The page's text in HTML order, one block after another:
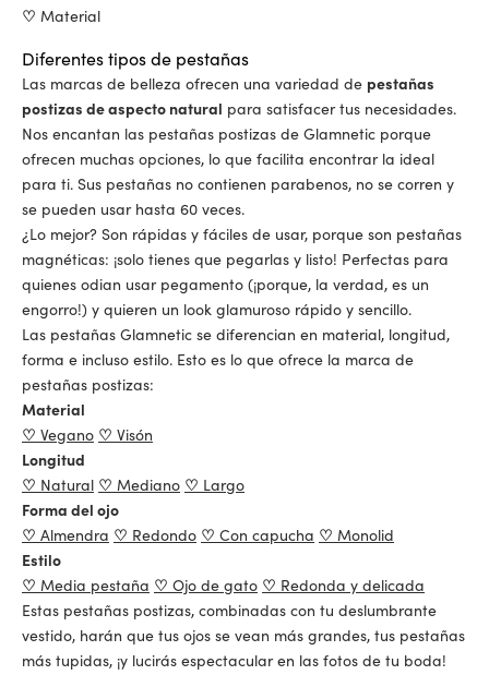
♡ Material
Diferentes tipos de pestañas
Las marcas de belleza ofrecen una variedad de pestañas
postizas de aspecto natural para satisfacer tus necesidades.
Nos encantan las pestañas postizas de Glamnetic porque
ofrecen muchas opciones, lo que facilita encontrar la ideal
para ti. Sus pestañas no contienen parabenos, no se corren y
se pueden usar hasta 60 veces.
¿Lo mejor? Son rápidas y fáciles de usar, porque son pestañas
magnéticas: ¡solo tienes que pegarlas y listo! Perfectas para
quienes odian usar pegamento (¡porque, la verdad, es un
engorro!) y quieren un look glamuroso rápido y sencillo.
Las pestañas Glamnetic se diferencian en material, longitud,
forma e incluso estilo. Esto es lo que ofrece la marca de
pestañas postizas:
Material
♡ Vegano ♡ Visón
Longitud
♡ Natural ♡ Mediano ♡ Largo
Forma del ojo
♡ Almendra ♡ Redondo ♡ Con capucha ♡ Monolid
Estilo
♡ Media pestaña ♡ Ojo de gato ♡ Redonda y delicada
Estas pestañas postizas, combinadas con tu deslumbrante
vestido, harán que tus ojos se vean más grandes, tus pestañas
más tupidas, ¡y lucirás espectacular en las fotos de tu boda!